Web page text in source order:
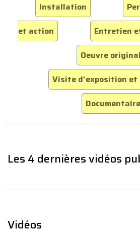
Installation
et action
Entretien
Oeuvre
Visite d'exposition
Documentaire
Les 4 dernières vidéos
Vidéos